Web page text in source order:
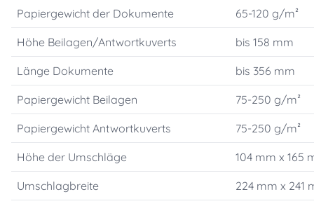
Papiergewicht der Dokumente 65-120 g/m²
Höhe Beilagen/Antwortkuverts bis 158 mm
Länge Dokumente bis 356 mm
Papiergewicht Beilagen 75-250 g/m²
Papiergewicht Antwortkuverts 75-250 g/m²
Höhe der Umschläge 104 mm x 165
Umschlagbreite 224 mm x 241